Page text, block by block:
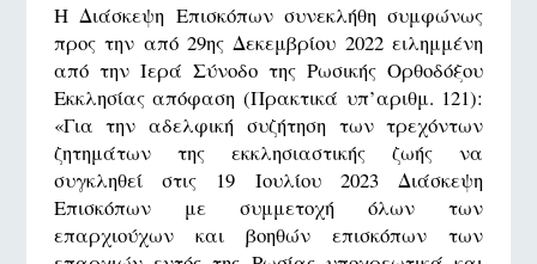
Η Διάσκεψη Επισκόπων συνεκλήθη συμφώνως
προς την από 29ης Δεκεμβρίου 2022 ειλημμένη
από την Ιερά Σύνοδο της Ρωσικής Ορθοδόξου
Εκκλησίας απόφαση (Πρακτικά υπ’αριθμ. 121):
«Για την αδελφική συζήτηση των τρεχόντων
ζητημάτων της εκκλησιαστικής ζωής να
συγκληθεί στις 19 Ιουλίου 2023 Διάσκεψη
Επισκόπων με συμμετοχή όλων των
επαρχιούχων και βοηθών επισκόπων των